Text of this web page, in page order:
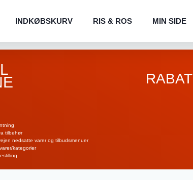
INDKØBSKURV RIS & ROS MIN SIDE
RABAT
tilbehør
nedsatte varer og tilbudsmenuer
kategorier